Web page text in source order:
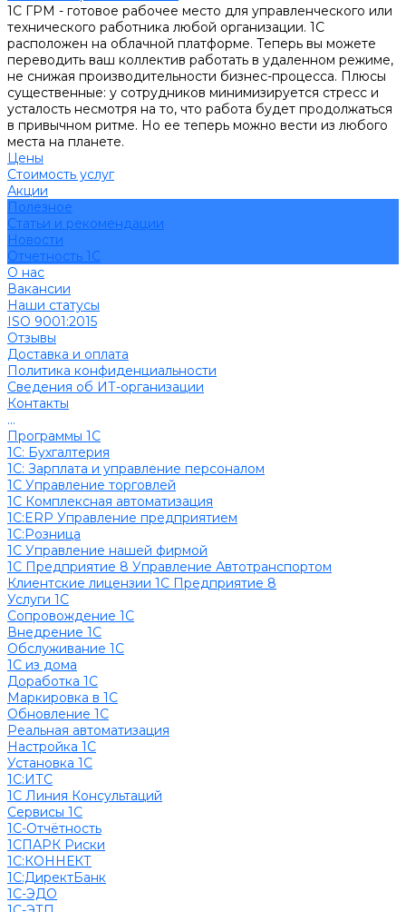
1С ГРМ - готовое рабочее место для управленческого или
технического работника любой организации. 1С
расположен на облачной платформе. Теперь вы можете
переводить ваш коллектив работать в удаленном режиме,
не снижая производительности бизнес-процесса. Плюсы
существенные: у сотрудников минимизируется стресс и
усталость несмотря на то, что работа будет продолжаться
в привычном ритме. Но ее теперь можно вести из любого
места на планете.
Цены
Стоимость услуг
Акции
Полезное
Cтатьи и рекомендации
Новости
Отчетность 1С
О нас
Вакансии
Наши статусы
ISO 9001:2015
Отзывы
Доставка и оплата
Политика конфиденциальности
Сведения об ИТ-организации
Контакты
...
Программы 1С
1C: Бухгалтерия
1С: Зарплата и управление персоналом
1С Управление торговлей
1С Комплексная автоматизация
1С:ERP Управление предприятием
1С:Розница
1С Управление нашей фирмой
1С Предприятие 8 Управление Автотранспортом
Клиентские лицензии 1С Предприятие 8
Услуги 1С
Сопровождение 1С
Внедрение 1С
Обслуживание 1С
1С из дома
Доработка 1С
Маркировка в 1С
Обновление 1С
Реальная автоматизация
Настройка 1С
Установка 1С
1С:ИТС
1С Линия Консультаций
Сервисы 1С
1С-Отчётность
1СПАРК Риски
1С:КОННЕКТ
1С:ДиректБанк
1С-ЭДО